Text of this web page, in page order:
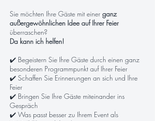
Sie möchten Ihre Gäste mit einer ganz
außergewöhnlichen Idee auf Ihrer Feier
überraschen?
Da kann ich helfen!
✔️ Begeistern Sie Ihre Gäste durch einen ganz
besonderen Programmpunkt auf Ihrer Feier
✔️ Schaffen Sie Erinnerungen an sich und Ihre
Feier
✔️ Bringen Sie Ihre Gäste miteinander ins
Gespräch
✔️ Was passt besser zu Ihrem Event als